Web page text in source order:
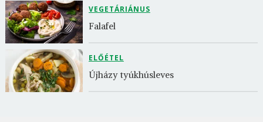
VEGETÁRIÁNUS
Falafel
ELŐÉTEL
Újházy tyúkhúsleves